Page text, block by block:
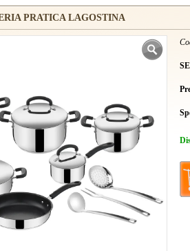
PRATICA LAGOSTINA